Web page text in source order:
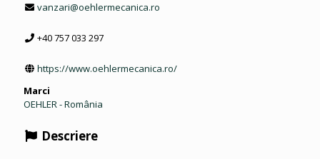
vanzari@oehlermecanica.ro
+40 757 033 297
https://www.oehlermecanica.ro/
Marci
OEHLER - România
Descriere